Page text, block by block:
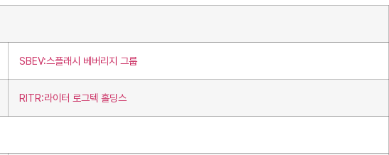
SBEV:스플래시 베버리지 그룹
RITR:라이터 로그텍 홀딩스